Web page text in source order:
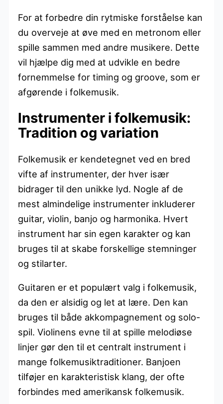
For at forbedre din rytmiske forståelse kan
du overveje at øve med en metronom eller
spille sammen med andre musikere. Dette
vil hjælpe dig med at udvikle en bedre
fornemmelse for timing og groove, som er
afgørende i folkemusik.
Instrumenter i folkemusik:
Tradition og variation
Folkemusik er kendetegnet ved en bred
vifte af instrumenter, der hver især
bidrager til den unikke lyd. Nogle af de
mest almindelige instrumenter inkluderer
guitar, violin, banjo og harmonika. Hvert
instrument har sin egen karakter og kan
bruges til at skabe forskellige stemninger
og stilarter.
Guitaren er et populært valg i folkemusik,
da den er alsidig og let at lære. Den kan
bruges til både akkompagnement og solo-
spil. Violinens evne til at spille melodiøse
linjer gør den til et centralt instrument i
mange folkemusiktraditioner. Banjoen
tilføjer en karakteristisk klang, der ofte
forbindes med amerikansk folkemusik.